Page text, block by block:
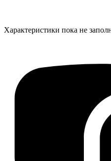
Характеристики пока не